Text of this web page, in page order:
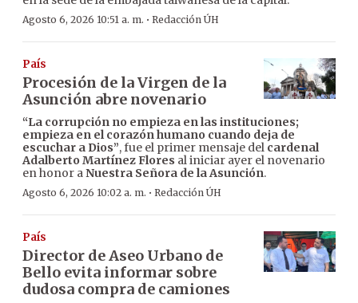
Agosto 6, 2026 10:51 a. m. · Redacción ÚH
País
Procesión de la Virgen de la
Asunción abre novenario
“La corrupción no empieza en las instituciones;
empieza en el corazón humano cuando deja de
escuchar a Dios”, fue el primer mensaje del cardenal
Adalberto Martínez Flores al iniciar ayer el novenario
en honor aNuestra Señora de la Asunción.
Agosto 6, 2026 10:02 a. m. · Redacción ÚH
País
Director de Aseo Urbano de
Bello evita informar sobre
dudosa compra de camiones